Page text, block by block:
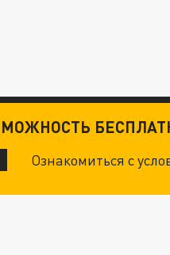
Ознакомиться с